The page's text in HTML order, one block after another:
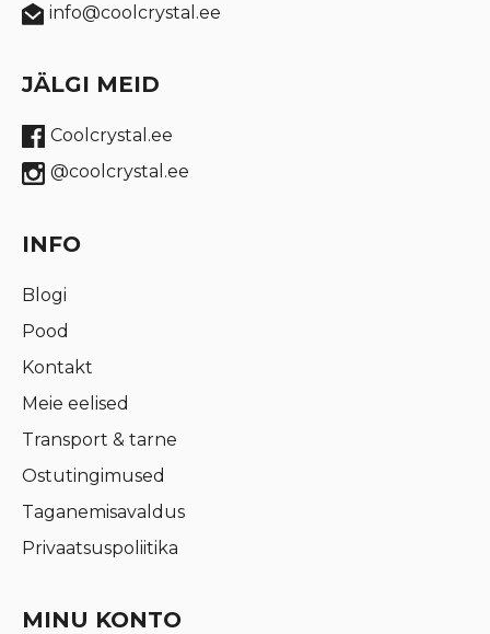
info@coolcrystal.ee
JÄLGI MEID
Coolcrystal.ee
@coolcrystal.ee
INFO
Blogi
Pood
Kontakt
Meie eelised
Transport & tarne
Ostutingimused
Taganemisavaldus
Privaatsuspoliitika
MINU KONTO